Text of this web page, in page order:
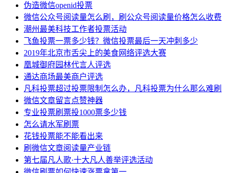
伪造微信openid投票
微信公众号阅读量怎么刷，刷公众号阅读量价格怎么收费
潮州最美科技工作者投票活动
飞鱼投票一票多少钱？微信投票最后一天冲刺多少
2019年北京市舌尖上的美食网络评选大赛
凰城御府园林代言人评选
通达商场最美商户评选
凡科投票超过投票限制怎么办，凡科投票为什么那么难刷
微信文章留言点赞神器
专业投票刷票投1000票多少钱
怎么请水军刷票
花钱投票能不能看出来
刷微信文章阅读量产业链
第七届凡人歌·十大凡人善举评选活动